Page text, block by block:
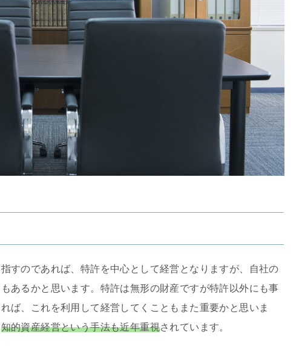
すのであれば、特許を中心として経営となりますが、自社の
あるかと思います。特許は無形の財産ですが特許以外にも事
ば、これを利用して経営してくこともまた重要かと思いま
知的資産経営という手法も近年重視されています。